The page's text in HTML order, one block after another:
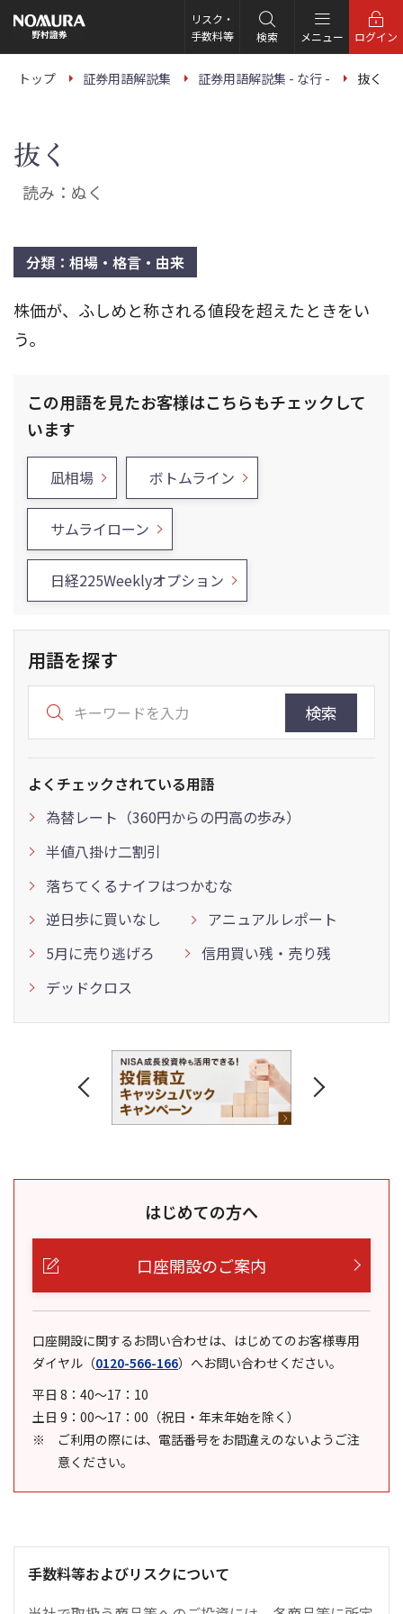
の
ー
リスク・
手数料等
検索 メニュー ログイン
トップ 証券用語解説集 証券用語解説集 - な行 - 抜く
抜く
読み：ぬく
分類：相場・格言・由来
株価が、ふしめと称される値段を超えたときをい
う。
この用語を見たお客様はこちらもチェックして
います
凪相場 ボトムライン
サムライローン
日経225Weeklyオプション
用語を探す
検索
よくチェックされている用語
為替レート（360円からの円高の歩み）
半値八掛け二割引
落ちてくるナイフはつかむな
逆日歩に買いなし
アニュアルレポート
5月に売り逃げろ
信用買い残・売り残
デッドクロス
はじめての方へ
口座開設のご案内
口座開設に関するお問い合わせは、はじめてのお客様専用
ダイヤル （0120-566-166） へお問い合わせください。
平日 8：40～17：10
土日 9：00～17：00（祝日・年末年始を除く）
ご利用の際には、電話番号をお間違えのないようご注
意ください。
手数料等およびリスクについて